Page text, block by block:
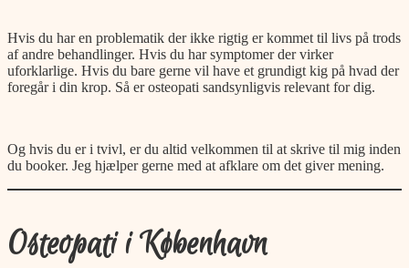
Hvis du har en problematik der ikke rigtig er kommet til livs på trods
af andre behandlinger. Hvis du har symptomer der virker
uforklarlige. Hvis du bare gerne vil have et grundigt kig på hvad der
foregår i din krop. Så er osteopati sandsynligvis relevant for dig.
Og hvis du er i tvivl, er du altid velkommen til at skrive til mig inden
du booker. Jeg hjælper gerne med at afklare om det giver mening.
Osteopati i København